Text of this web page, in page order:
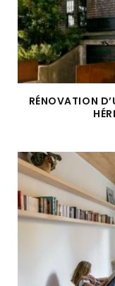
RÉNOVATION